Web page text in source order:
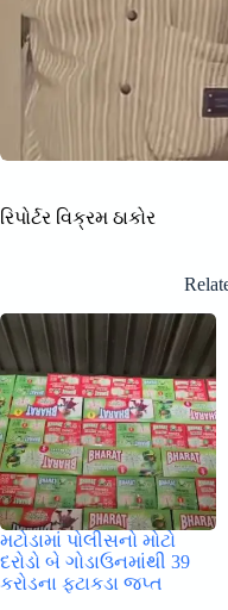
રિપોર્ટર વિક્રમ ઠાકોર
મટોડામાં પોલીસનો મોટો
દરોડો બે ગોડાઉનમાંથી 39
કરોડના ફટાકડા જપ્ત